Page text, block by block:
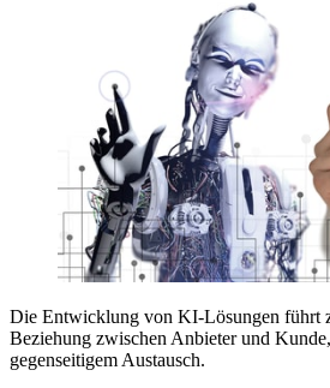
Die Entwicklung von KI-Lösungen führt
Beziehung zwischen Anbieter und
gegenseitigem Austausch.